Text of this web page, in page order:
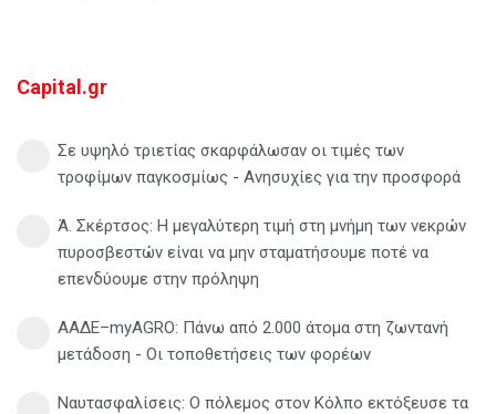
Capital.gr
Σε υψηλό τριετίας σκαρφάλωσαν οι τιμές των
τροφίμων παγκοσμίως - Ανησυχίες για την προσφορά
Ά. Σκέρτσος: Η μεγαλύτερη τιμή στη μνήμη των νεκρών
πυροσβεστών είναι να μην σταματήσουμε ποτέ να
επενδύουμε στην πρόληψη
ΑΑΔΕ–myAGRO: Πάνω από 2.000 άτομα στη ζωντανή
μετάδοση - Οι τοποθετήσεις των φορέων
Ναυτασφαλίσεις: Ο πόλεμος στον Κόλπο εκτόξευσε τα